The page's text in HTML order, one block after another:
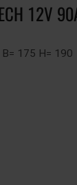
12V
175 H= 190